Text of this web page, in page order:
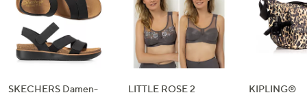
SKECHERS Damen-
LITTLE ROSE 2
KIPLING®